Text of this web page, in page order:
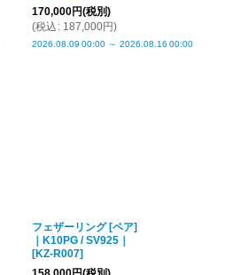
170,000円(税別)
(税込 : 187,000円)
2026.08.09 00:00 ～ 2026.08.16 00:00
フェザーリング [ペア]
｜K10PG / SV925｜
[KZ-R007]